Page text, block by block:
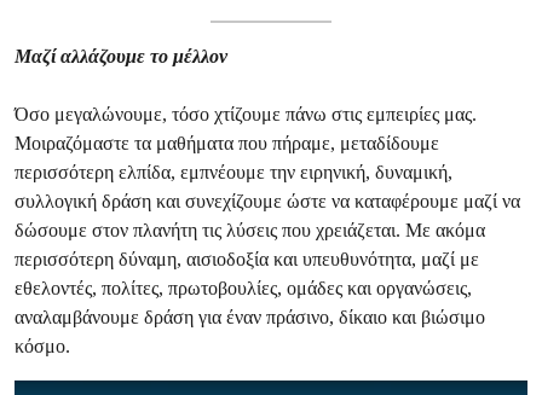
Μαζί αλλάζουμε το μέλλον
Όσο μεγαλώνουμε, τόσο χτίζουμε πάνω στις εμπειρίες μας.
Μοιραζόμαστε τα μαθήματα που πήραμε, μεταδίδουμε
περισσότερη ελπίδα, εμπνέουμε την ειρηνική, δυναμική,
συλλογική δράση και συνεχίζουμε ώστε να καταφέρουμε μαζί να
δώσουμε στον πλανήτη τις λύσεις που χρειάζεται. Με ακόμα
περισσότερη δύναμη, αισιοδοξία και υπευθυνότητα, μαζί με
εθελοντές, πολίτες, πρωτοβουλίες, ομάδες και οργανώσεις,
αναλαμβάνουμε δράση για έναν πράσινο, δίκαιο και βιώσιμο
κόσμο.